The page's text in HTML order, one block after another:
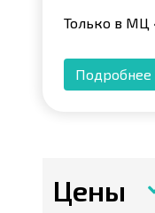
Только в МЦ
Подробнее
Цены